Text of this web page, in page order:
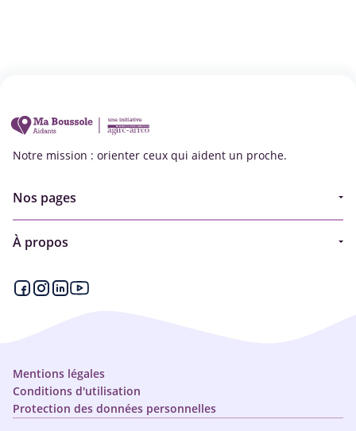
Notre mission : orienter ceux qui aident un proche.
Nos pages
Aides financières et congés
À propos
Qui sommes-nous ?
Mentions légales
Conditions d'utilisation
Protection des données personnelles